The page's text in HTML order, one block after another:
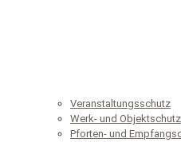
Veranstaltungsschutz
Werk- und Objektschutz
Pforten- und